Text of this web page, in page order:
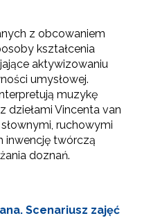
z obcowaniem
kształcenia
aktywizowaniu
umysłowej.
muzykę
dziełami Vincenta van
ruchowymi
inwencję twórczą
doznań.
Scenariusz zajęć